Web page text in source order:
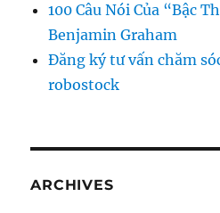
100 Câu Nói Của “Bậc
Benjamin Graham
Đăng ký tư vấn chăm
robostock
ARCHIVES